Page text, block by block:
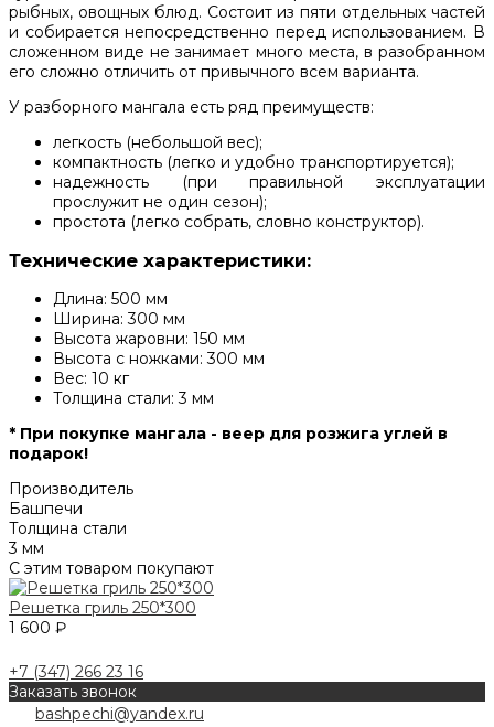
рыбных, овощных блюд. Состоит из пяти отдельных частей
и собирается непосредственно перед использованием. В
сложенном виде не занимает много места, в разобранном
его сложно отличить от привычного всем варианта.
У разборного мангала есть ряд преимуществ:
легкость (небольшой вес);
компактность (легко и удобно транспортируется);
надежность (при правильной эксплуатации
прослужит не один сезон);
простота (легко собрать, словно конструктор).
Технические характеристики:
Длина: 500 мм
Ширина: 300 мм
Высота жаровни: 150 мм
Высота с ножками: 300 мм
Вес: 10 кг
Толщина стали: 3 мм
* При покупке мангала - веер для розжига углей в
подарок!
Производитель
Башпечи
Толщина стали
3 мм
С этим товаром покупают
Решетка гриль 250*300
1 600 ₽
+7 (347) 266 23 16
Заказать звонок
bashpechi@yandex.ru